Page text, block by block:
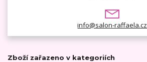
info@salon-raffaela.cz
Zboží zařazeno v kategoriích